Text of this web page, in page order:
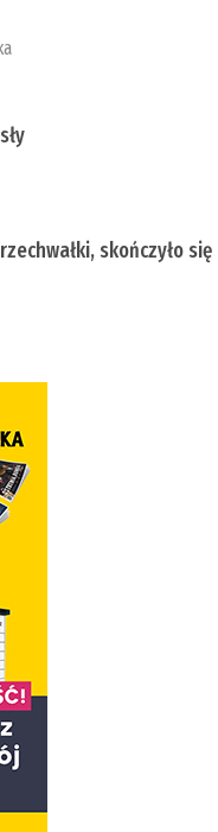
skończyło się